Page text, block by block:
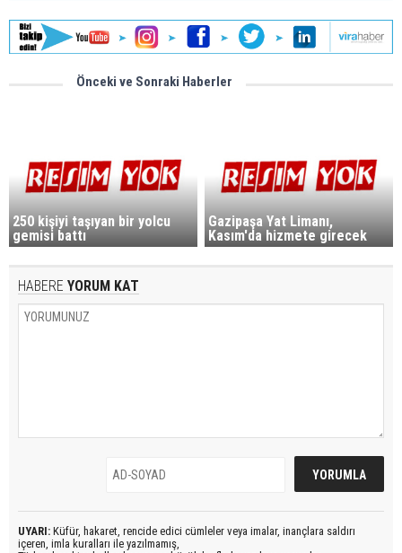
Önceki ve Sonraki Haberler
250 kişiyi taşıyan bir yolcu
gemisi battı
Gazipaşa Yat Limanı,
Kasım'da hizmete girecek
HABERE YORUM KAT
UYARI: Küfür, hakaret, rencide edici cümleler veya imalar, inançlara saldırı
içeren, imla kuralları ile yazılmamış,